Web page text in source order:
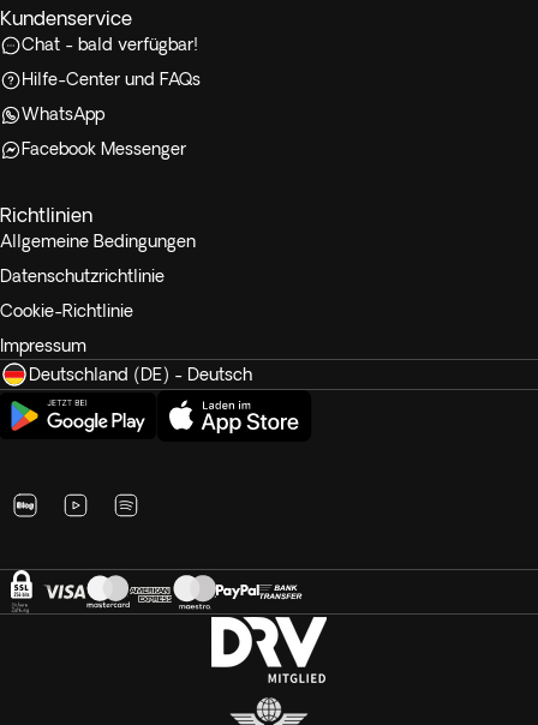
Kundenservice
Chat - bald verfügbar!
Hilfe-Center und FAQs
WhatsApp
Facebook Messenger
Richtlinien
Allgemeine Bedingungen
Datenschutzrichtlinie
Cookie-Richtlinie
Impressum
Deutschland (DE) - Deutsch